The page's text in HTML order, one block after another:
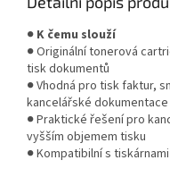
● K čemu slouží
● Originální tonerová
tisk dokumentů
● Vhodná pro tisk faktur,
kancelářské dokumentace
● Praktické řešení pro
vyšším objemem tisku
● Kompatibilní s